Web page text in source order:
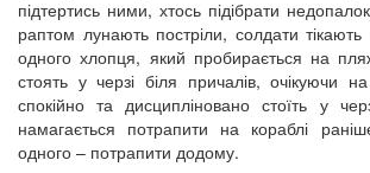
підтертись ними, хтось підібрати
раптом лунають постріли, солдати тікають
одного хлопця, який пробирається на
стоять у черзі біля причалів, очікуючи
спокійно та дисципліновано стоїть у
намагається потрапити на кораблі
одного – потрапити додому.